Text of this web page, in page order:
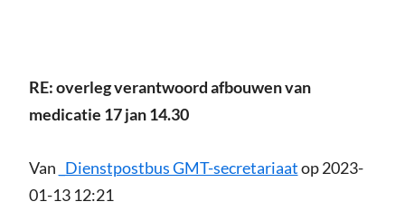
RE: overleg verantwoord afbouwen van
medicatie 17 jan 14.30
Van _Dienstpostbus GMT-secretariaatop 2023-
01-13 12:21